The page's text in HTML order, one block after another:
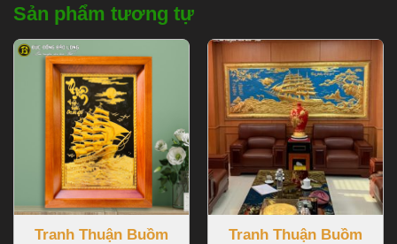
Sản phẩm tương tự
Tranh Thuận Buồm
Tranh Thuận Buồm